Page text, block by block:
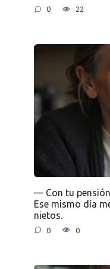
0 22
— Con tu
Ese mismo día
nietos.
0 0